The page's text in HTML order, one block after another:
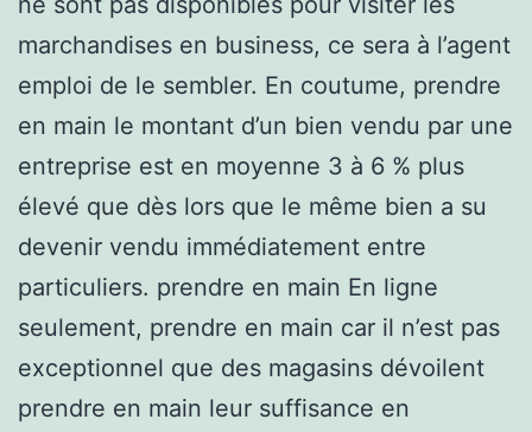
marchandises en business, ce sera à l’agent
emploi de le sembler. En coutume, prendre
en main le montant d’un bien vendu par une
entreprise est en moyenne 3 à 6 % plus
élevé que dès lors que le même bien a su
devenir vendu immédiatement entre
particuliers. prendre en main En ligne
seulement, prendre en main car il n’est pas
exceptionnel que des magasins dévoilent
prendre en main leur suffisance en